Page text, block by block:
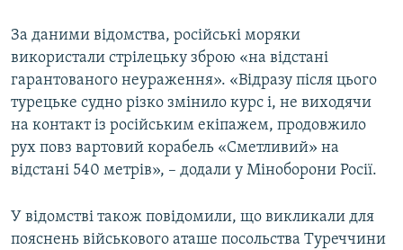
За даними відомства, російські моряки
використали стрілецьку зброю «на відстані
гарантованого неураження». «Відразу після цього
турецьке судно різко змінило курс і, не виходячи
на контакт із російським екіпажем, продовжило
рух повз вартовий корабель «Сметливий» на
відстані 540 метрів», – додали у Міноборони Росії.
У відомстві також повідомили, що викликали для
пояснень військового аташе посольства Туреччини